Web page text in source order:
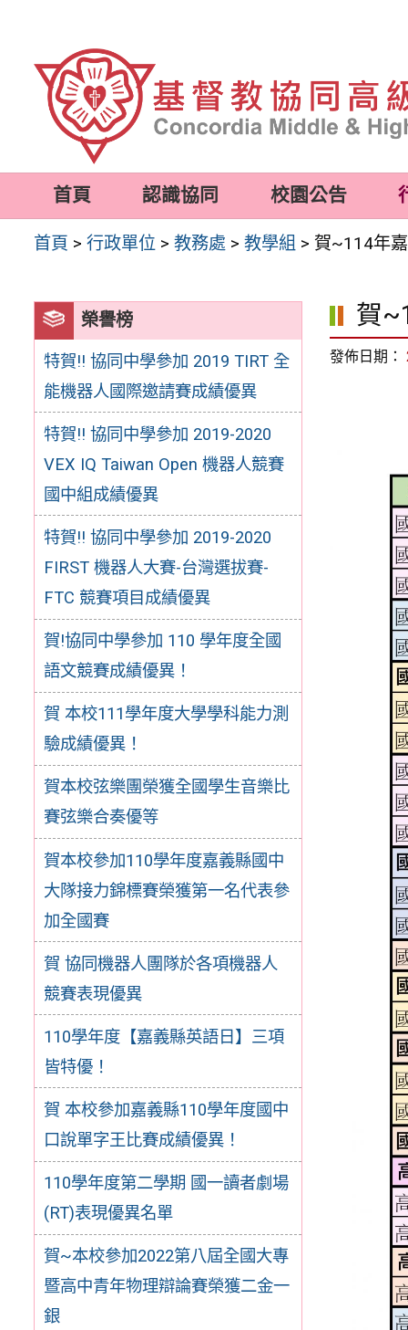
容
首頁 認識協同 校園公告
首頁 >行政單位 >教務處 >教學組 >賀~114年
榮譽榜
特賀!! 協同中學參加 2019 TIRT 全
能機器人國際邀請賽成績優異
特賀!! 協同中學參加 2019-2020
VEX IQ Taiwan Open 機器人競賽
國中組成績優異
特賀!! 協同中學參加 2019-2020
FIRST 機器人大賽-台灣選拔賽-
FTC 競賽項目成績優異
賀!協同中學參加 110 學年度全國
語文競賽成績優異！
賀 本校111學年度大學學科能力測
驗成績優異！
賀本校弦樂團榮獲全國學生音樂比
賽弦樂合奏優等
賀本校參加110學年度嘉義縣國中
大隊接力錦標賽榮獲第一名代表參
加全國賽
賀 協同機器人團隊於各項機器人
競賽表現優異
110學年度【嘉義縣英語日】三項
皆特優！
賀 本校參加嘉義縣110學年度國中
口說單字王比賽成績優異！
110學年度第二學期 國一讀者劇場
(RT)表現優異名單
賀~本校參加2022第八屆全國大專
暨高中青年物理辯論賽榮獲二金一
銀
賀
發佈日期：